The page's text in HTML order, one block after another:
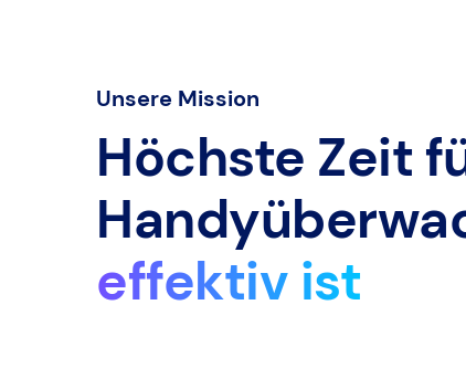
Unsere Mission
Höchste Zeit
effektiv ist